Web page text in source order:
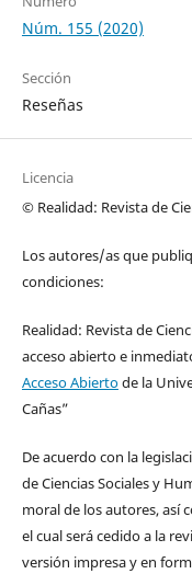
Núm. 155 (2020)
Sección
Reseñas
Licencia
© Realidad: Revista de
Los autores/as que
condiciones:
Realidad: Revista de
acceso abierto e
Acceso Abiertode la
Cañas”
De acuerdo con la
de Ciencias Sociales y
moral de los autores, así
el cual será cedido a la
versión impresa y en